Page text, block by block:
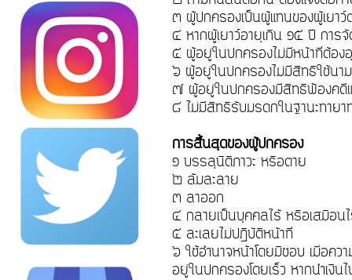
๓ ผู้ปกครองเป็นผู้แทนของผู้เยา
๔ หากผู้เยาว์อายุเกิน ๑๕ ปี กา
๕ ผู้อยู่ในปกครองไม่มีหน้าที่ต้อง
๖ ผู้อยู่ในปกครองไม่มีสิทธิใช้น
๗ ผู้อยู่ในปกครองมีสิทธิฟ้องค
๘ ไม่มีสิทธิรับมรดกในฐานะทาย
การสิ้นสุดของผู้ปกครอง
๑ บรรลุนิติภาวะ หรือตาย
๒ ล้มละลาย
๓ ลาออก
๔ กลายเป็นบุคคลไร้ หรือเสมือน
๕ ละเลยไม่ปฏิบัติหน้าที่
๖ ใช้อำนาจหน้าโดยมิชอบ เมื่อ
อยู่ในปกครองโดยเร็ว หากนำเงิ